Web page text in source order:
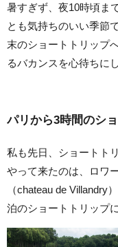
暑すぎず、夜10時頃ま
とも気持ちのいい季節
末のショートトリップ
るバカンスを心待ちに
パリから3時間のシ
私も先日、ショートト
やって来たのは、ロワ
（chateau de Villandry
泊のショートトリップ